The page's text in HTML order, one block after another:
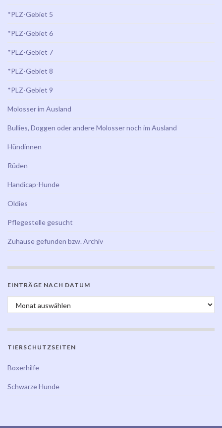
*PLZ-Gebiet 5
*PLZ-Gebiet 6
*PLZ-Gebiet 7
*PLZ-Gebiet 8
*PLZ-Gebiet 9
Molosser im Ausland
Bullies, Doggen oder andere Molosser noch im Ausland
Hündinnen
Rüden
Handicap-Hunde
Oldies
Pflegestelle gesucht
Zuhause gefunden bzw. Archiv
EINTRÄGE NACH DATUM
Einträge nach Datum
TIERSCHUTZSEITEN
Boxerhilfe
Schwarze Hunde